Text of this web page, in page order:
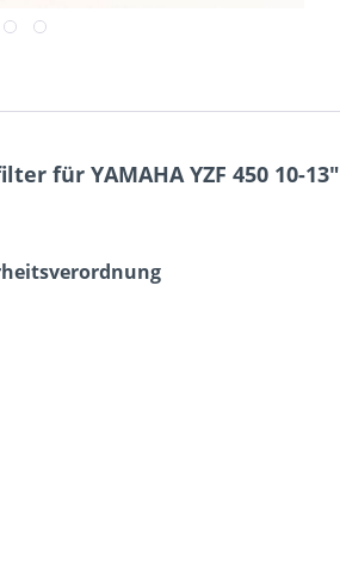
für YAMAHA YZF 450 10-13"